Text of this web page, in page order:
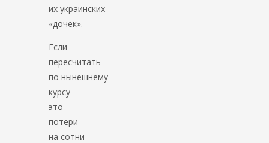
их украинских
«дочек».
Если
пересчитать
по нынешнему
курсу —
это
потери
на сотни